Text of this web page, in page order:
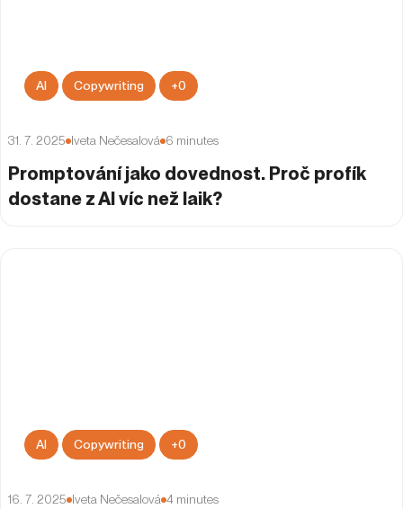
31. 7. 2025 Iveta Nečesalová 6 minutes
Promptování jako dovednost. Proč profík
dostane z AI víc než laik?
AI Copywriting +0
16. 7. 2025 Iveta Nečesalová 4 minutes
AI Copywriting +0